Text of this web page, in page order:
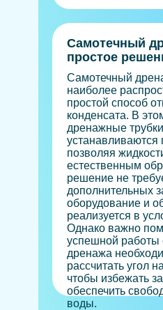
Самотечный
простое
Самотечный
наиболее
простой способ
конденсата. В
дренажные трубки
устанавливаются
позволяя
естественным
решение не
дополнительных
оборудование и
реализуется в
Однако важно
успешной работы
дренажа
рассчитать угол
чтобы избежать
обеспечить
воды.